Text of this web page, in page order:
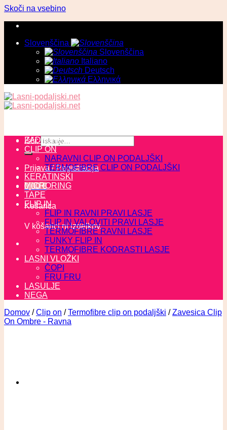
Skoči na vsebino
Slovenščina
Slovenščina
Italiano
Deutsch
Ελληνικά
Išči:
Prijava / Registracija
0,00€
Košarica
V košarici ni izdelkov.
ZADNJI KOSI
CLIP ON
NARAVNI CLIP ON PODALJŠKI
TERMOFIBRE CLIP ON PODALJŠKI
KERATINSKI
MICRORING
TAPE
FLIP IN
FLIP IN RAVNI PRAVI LASJE
FLIP IN VALOVITI PRAVI LASJE
TERMOFIBRE RAVNI LASJE
FUNKY FLIP IN
TERMOFIBRE KODRASTI LASJE
LASNI VLOŽKI
ČOPI
FRU FRU
LASULJE
NEGA
Domov / Clip on / Termofibre clip on podaljški / Zavesica Clip
On Ombre - Ravna